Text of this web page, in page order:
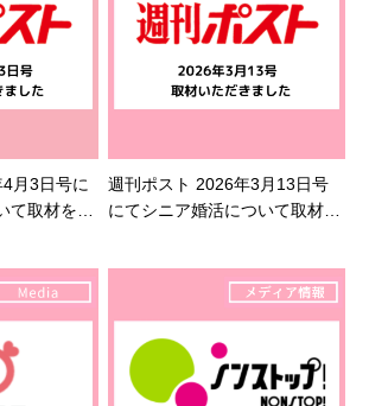
月3日号に
て取材を受
週刊ポスト 2026年3月13日号
にてシニア婚活について取材を